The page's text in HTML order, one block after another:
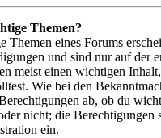
Themen?
Themen eines Forums
und sind nur auf der
meist einen wichtigen
Wie bei den
ab, ob du
nicht; die Berechtigungen
ein.